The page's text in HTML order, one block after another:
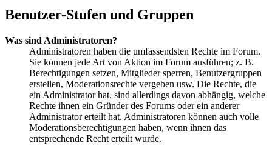
Benutzer-Stufen und Gruppen
Was sind Administratoren?
Administratoren haben die umfassendsten Rechte im Forum.
Sie können jede Art von Aktion im Forum ausführen; z. B.
Berechtigungen setzen, Mitglieder sperren, Benutzergruppen
erstellen, Moderationsrechte vergeben usw. Die Rechte, die
ein Administrator hat, sind allerdings davon abhängig, welche
Rechte ihnen ein Gründer des Forums oder ein anderer
Administrator erteilt hat. Administratoren können auch volle
Moderationsberechtigungen haben, wenn ihnen das
entsprechende Recht erteilt wurde.